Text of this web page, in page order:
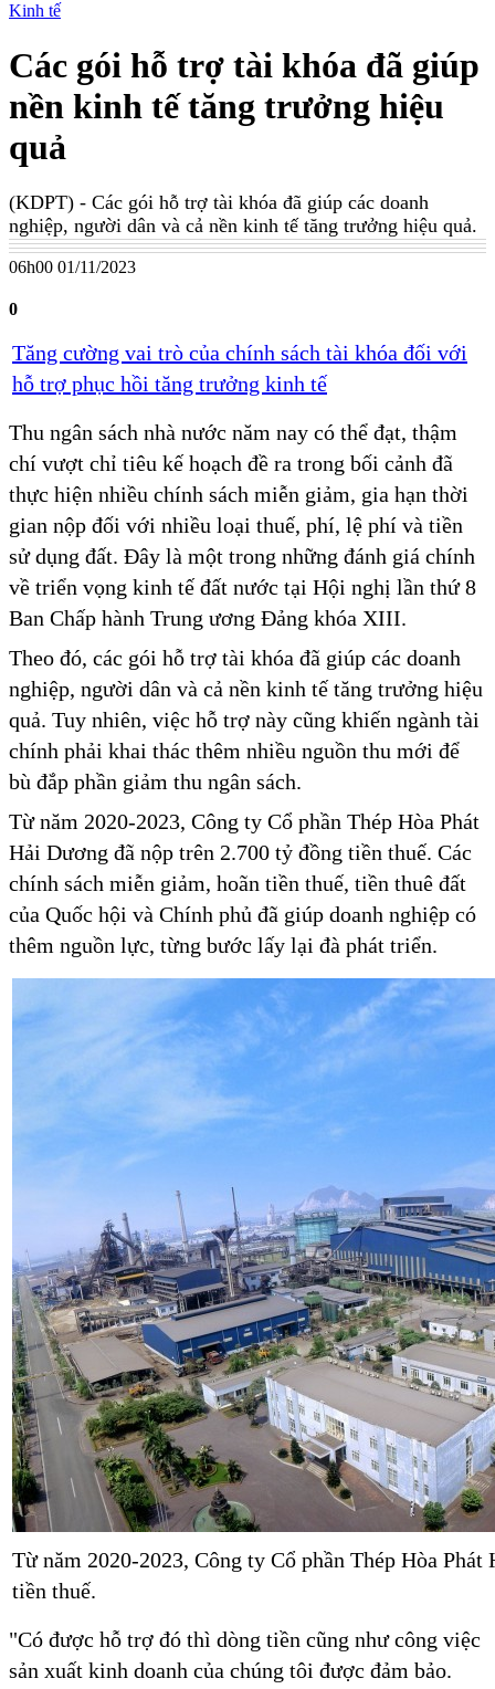
Kinh tế
Các gói hỗ trợ tài khóa đã giúp
nền kinh tế tăng trưởng hiệu
quả
(KDPT) - Các gói hỗ trợ tài khóa đã giúp các doanh
nghiệp, người dân và cả nền kinh tế tăng trưởng hiệu quả.
06h00 01/11/2023
0
Tăng cường vai trò của chính sách tài khóa đối với
hỗ trợ phục hồi tăng trưởng kinh tế
Thu ngân sách nhà nước năm nay có thể đạt, thậm
chí vượt chỉ tiêu kế hoạch đề ra trong bối cảnh đã
thực hiện nhiều chính sách miễn giảm, gia hạn thời
gian nộp đối với nhiều loại thuế, phí, lệ phí và tiền
sử dụng đất. Đây là một trong những đánh giá chính
về triển vọng kinh tế đất nước tại Hội nghị lần thứ 8
Ban Chấp hành Trung ương Đảng khóa XIII.
Theo đó, các gói hỗ trợ tài khóa đã giúp các doanh
nghiệp, người dân và cả nền kinh tế tăng trưởng hiệu
quả. Tuy nhiên, việc hỗ trợ này cũng khiến ngành tài
chính phải khai thác thêm nhiều nguồn thu mới để
bù đắp phần giảm thu ngân sách.
Từ năm 2020-2023, Công ty Cổ phần Thép Hòa Phát
Hải Dương đã nộp trên 2.700 tỷ đồng tiền thuế. Các
chính sách miễn giảm, hoãn tiền thuế, tiền thuê đất
của Quốc hội và Chính phủ đã giúp doanh nghiệp có
thêm nguồn lực, từng bước lấy lại đà phát triển.
Từ năm 2020-2023, Công ty Cổ phần Thép Hòa
tiền thuế.
"Có được hỗ trợ đó thì dòng tiền cũng như công việc
sản xuất kinh doanh của chúng tôi được đảm bảo.